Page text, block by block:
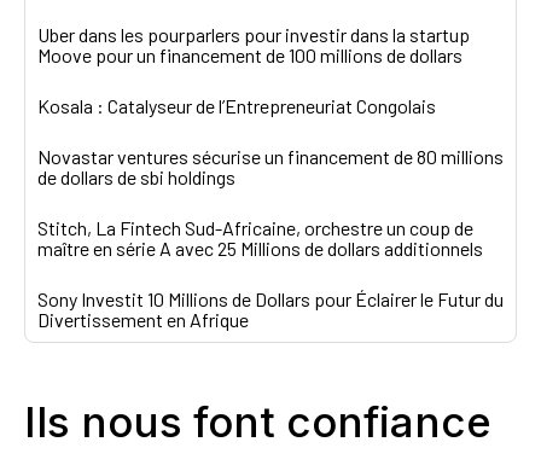
Uber dans les pourparlers pour investir dans la startup
Moove pour un financement de 100 millions de dollars
Kosala : Catalyseur de l’Entrepreneuriat Congolais
Novastar ventures sécurise un financement de 80 millions
de dollars de sbi holdings
Stitch, La Fintech Sud-Africaine, orchestre un coup de
maître en série A avec 25 Millions de dollars additionnels
Sony Investit 10 Millions de Dollars pour Éclairer le Futur du
Divertissement en Afrique
Ils nous font confiance